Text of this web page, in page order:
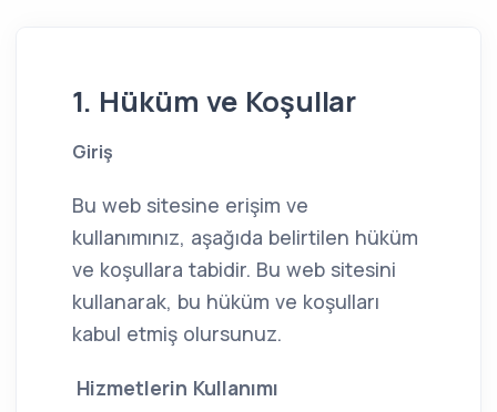
1. Hüküm ve Koşullar
Giriş
Bu web sitesine erişim ve
kullanımınız, aşağıda belirtilen hüküm
ve koşullara tabidir. Bu web sitesini
kullanarak, bu hüküm ve koşulları
kabul etmiş olursunuz.
Hizmetlerin Kullanımı